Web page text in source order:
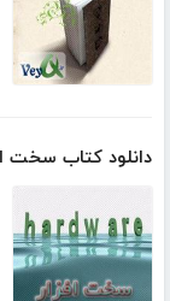
دانلود کتاب سخت